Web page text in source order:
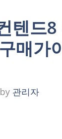
텐드
매가
by 관리자